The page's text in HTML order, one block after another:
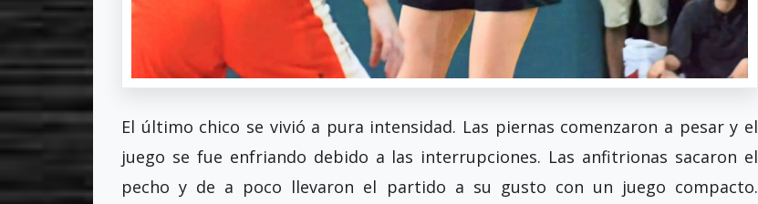
El último chico se vivió a pura intensidad. Las piernas comenzaron a pesar y el
juego se fue enfriando debido a las interrupciones. Las anfitrionas sacaron el
pecho y de a poco llevaron el partido a su gusto con un juego compacto.